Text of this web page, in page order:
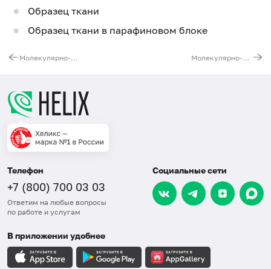
Образец ткани
Образец ткани в парафиновом блоке
Молекулярно-генетическое исследование транслокации 1p/19q в биопсийном (операционном) материале Молекулярно-генетическое исследование мутаций в гене IDH2 в биопсийном (операционном) материале
Телефон
+7 (800) 700 03 03
Ответим на любые вопросы
по работе и услугам
Социальные сети
В приложении удобнее